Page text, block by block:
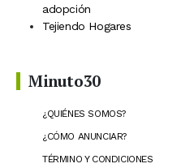
adopción
Tejiendo Hogares
Minuto30
¿QUIÉNES SOMOS?
¿CÓMO ANUNCIAR?
TÉRMINO Y CONDICIONES